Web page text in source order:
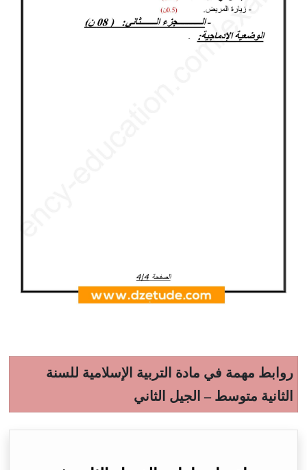
روابط مهمة في مادة التربية الإسلامية للسنة
الثانية متوسط – الجيل الثاني